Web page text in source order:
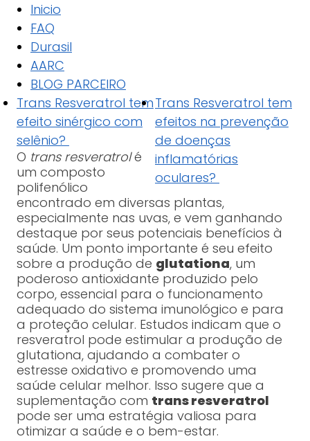
Inicio
FAQ
Durasil
AARC
BLOG PARCEIRO
Trans Resveratrol tem
efeito sinérgico com
selênio?
Trans Resveratrol tem
efeitos na prevenção
de doenças
inflamatórias
oculares?
O trans resveratrolé
um composto
polifenólico
encontrado em diversas plantas,
especialmente nas uvas, e vem ganhando
destaque por seus potenciais benefícios à
saúde. Um ponto importante é seu efeito
sobre a produção de glutationa, um
poderoso antioxidante produzido pelo
corpo, essencial para o funcionamento
adequado do sistema imunológico e para
a proteção celular. Estudos indicam que o
resveratrol pode estimular a produção de
glutationa, ajudando a combater o
estresse oxidativo e promovendo uma
saúde celular melhor. Isso sugere que a
suplementação com trans resveratrol
pode ser uma estratégia valiosa para
otimizar a saúde e o bem-estar.